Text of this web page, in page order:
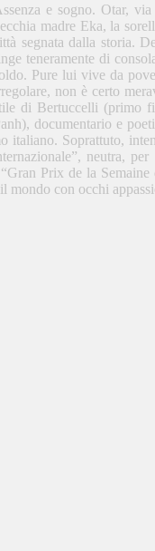
e sogno. Otar,
madre Eka, la
segnata dalla storia.
teneramente di
Pure lui vive da
non è certo
di Bertuccelli (primo
documentario e
italiano. Soprattuto,
neutra,
Prix de la
mondo con occhi